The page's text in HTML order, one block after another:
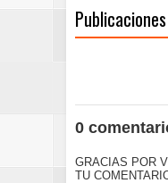
0
GRACIAS POR
TU